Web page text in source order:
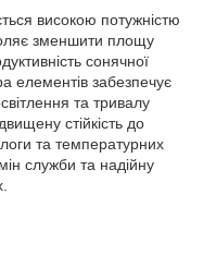
високою потужністю
зменшити площу
сонячної
елементів забезпечує
та тривалу
стійкість до
та температурних
служби та надійну